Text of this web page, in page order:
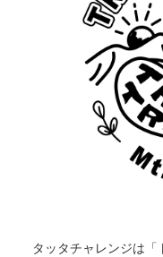
キッズ部門のコー
キッズ部門につい
当初3kmを予定し
また親子で各部門
詳細はスケジュー
キッズ（3km）部
タッタチャレンジは「